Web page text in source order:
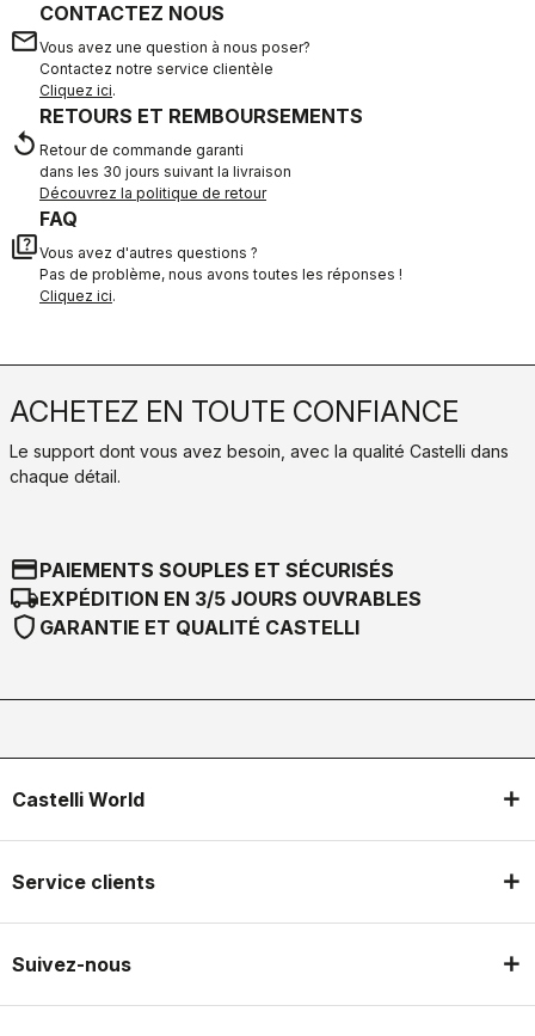
email
CONTACTEZ NOUS
Vous avez une question à nous poser?
Contactez notre service clientèle
Cliquez ici.
replay
RETOURS ET REMBOURSEMENTS
Retour de commande garanti
dans les 30 jours suivant la livraison
Découvrez la politique de retour
quiz
FAQ
Vous avez d'autres questions ?
Pas de problème, nous avons toutes les réponses !
Cliquez ici.
ACHETEZ EN TOUTE CONFIANCE
Le support dont vous avez besoin, avec la qualité Castelli dans
chaque détail.
credit_cardPAIEMENTS SOUPLES ET SÉCURISÉS
local_shippingEXPÉDITION EN 3/5 JOURS OUVRABLES
shield GARANTIE ET QUALITÉ CASTELLI
Castelli World
Service clients
Suivez-nous